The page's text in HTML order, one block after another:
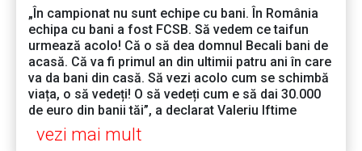
„În campionat nu sunt echipe cu bani. În România
echipa cu bani a fost FCSB. Să vedem ce taifun
urmează acolo! Că o să dea domnul Becali bani de
acasă. Că va fi primul an din ultimii patru ani în care
va da bani din casă. Să vezi acolo cum se schimbă
viața, o să vedeți! O să vedeți cum e să dai 30.000
de euro din banii tăi”, a declarat Valeriu Iftime
vezi mai mult